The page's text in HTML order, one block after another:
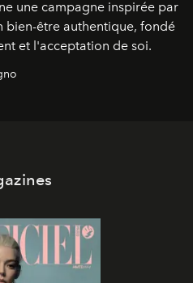
une campagne inspirée par
bien-être authentique, fondé
et l'acceptation de soi.